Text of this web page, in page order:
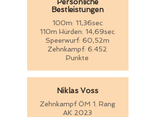
Persönliche
Bestleistungen
100m: 11,36sec
110m Hürden: 14,69sec
Speerwurf: 60,52m
Zehnkampf: 6.452
Punkte
Niklas Voss
Zehnkampf ÖM 1. Rang
AK 2023